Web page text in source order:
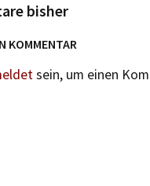
bisher
KOMMENTAR
sein, um einen